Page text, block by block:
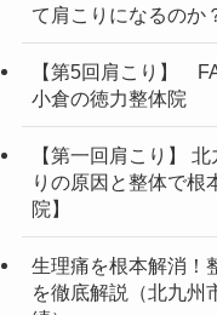
て肩こりになるのか
【第5回肩こり】
小倉の徳力整体院
【第一回肩こり】
りの原因と整体で根
院】
生理痛を根本解消！
を徹底解説（北九州